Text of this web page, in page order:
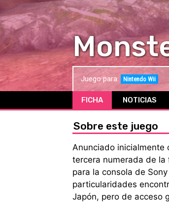
Juego para: Nintendo Wii
FICHA NOTICIAS
Sobre este juego
Anunciado inicialmente
tercera numerada de la
para la consola de
particularidades
Japón, pero de acceso